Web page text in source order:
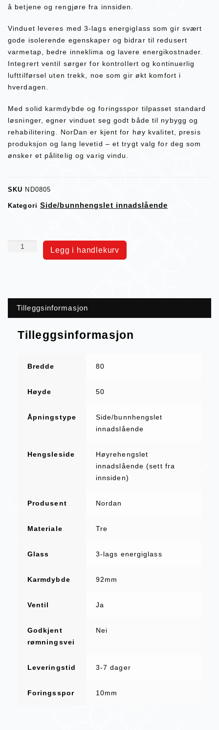
å betjene og rengjøre fra innsiden.
Vinduet leveres med 3-lags energiglass som gir svært
gode isolerende egenskaper og bidrar til redusert
varmetap, bedre inneklima og lavere energikostnader.
Integrert ventil sørger for kontrollert og kontinuerlig
lufttilførsel uten trekk, noe som gir økt komfort i
hverdagen.
Med solid karmdybde og foringsspor tilpasset standard
løsninger, egner vinduet seg godt både til nybygg og
rehabilitering. NorDan er kjent for høy kvalitet, presis
produksjon og lang levetid – et trygt valg for deg som
ønsker et pålitelig og varig vindu.
SKU ND0805
Kategori Side/bunnhengslet innadslående
Legg i handlekurv
Tilleggsinformasjon
Tilleggsinformasjon
Bredde 80
Høyde 50
Åpningstype
Side/bunnhengslet
innadslående
Hengsleside
Høyrehengslet
innadslående (sett fra
innsiden)
Produsent Nordan
Materiale Tre
Glass 3-lags energiglass
Karmdybde 92mm
Ventil Ja
Godkjent
rømningsvei
Nei
Leveringstid 3-7 dager
Foringsspor 10mm